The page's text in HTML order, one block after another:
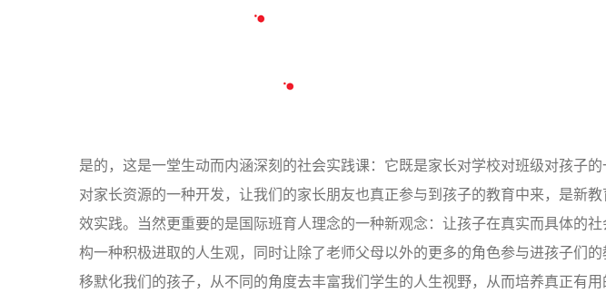
在娜姐姐的介绍中，最让同学们感兴趣的是她们的服务“3210”工程：三米内亲切
最后，张晓琴主任在总结的时候更是语重心长的说：同学们，今天你们在这一个
学校的课堂里体验不到的，这堂社会实践课不仅让我们感受到了祖国航天事业飞
了每一种工作都是一门高深的学问，每一份工作后面彰显的都是一种积极乐观的
此，希望我们的同学能把娜姐姐他们这种工作精神带到咱们的学习生活中去。当
同学的妈妈，正是她对我们国际班的关注和支持，我们才有了这次参观的***会。